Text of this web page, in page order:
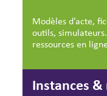
Modèles d’acte,
outils,
ressources en
Instances